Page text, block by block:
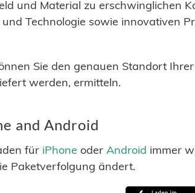
und Material zu erschwinglichen
Technologie sowie innovativen
Sie den genauen Standort
werden, ermitteln.
and Android
für iPhone oder Android immer
Paketverfolgung ändert.